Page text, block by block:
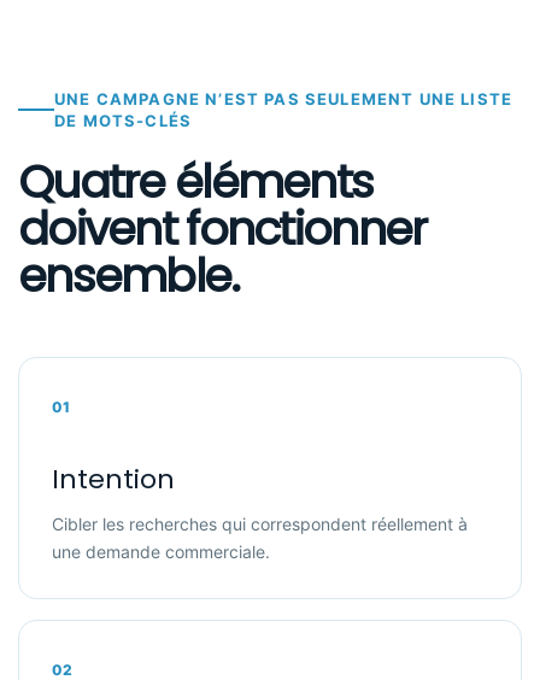
UNE CAMPAGNE N’EST PAS SEULEMENT UNE LISTE
DE MOTS-CLÉS
Quatre éléments
doivent fonctionner
ensemble.
01
Intention
Cibler les recherches qui correspondent réellement à
une demande commerciale.
02